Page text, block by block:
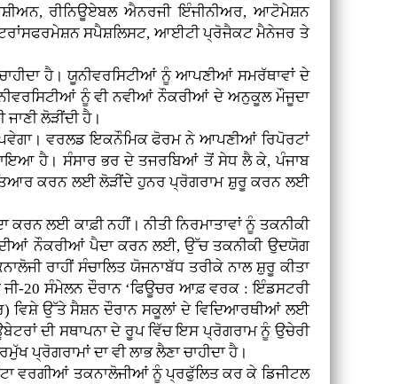
ਰੀਨਿਊਏਬਲ ਐਨਰਜੀ ਇੰਜੀਨੀਅਰ, ਆਟੋਮੇਸ਼ਨ
ਸਪੈਸ਼ਲਿਸਟ, ਆਈਟੀ ਪ੍ਰੋਜੈਕਟ ਮੈਨੇਜਰ ਤੇ
ਹੈ। ਯੂਨੀਵਰਸਿਟੀਆਂ ਨੂੰ ਆਪਣੀਆਂ ਸਮਰੱਥਾਵਾਂ ਦੇ
ਨੂੰ ਵੀ ਨਵੀਆਂ ਨੌਕਰੀਆਂ ਦੇ ਅਨੁਕੂਲ ਮੌਜੂਦਾ
ਲੋੜੀਂਦੀ ਹੈ।
ਵਰਲਡ ਇਕਨੌਮਿਕ ਫੋਰਮ ਨੇ ਆਪਣੀਆਂ ਰਿਪੋਰਟਾਂ
ਹੈ। ਸੰਸਾਰ ਭਰ ਦੇ ਤਜਰਬਿਆਂ ਤੋਂ ਸੇਧ ਲੈ ਕੇ, ਪੰਜਾਬ
ਕਰਨ ਲਈ ਲੋੜੀਂਦੇ ਹੁਨਰ ਪ੍ਰੋਗਰਾਮ ਸ਼ੁਰੂ ਕਰਨ ਲਈ
ਲਈ ਕਾਫ਼ੀ ਨਹੀਂ। ਨੀਤੀ ਨਿਰਮਾਤਾਵਾਂ ਨੂੰ ਤਕਨੀਕੀ
ਦੀਆਂ ਨੌਕਰੀਆਂ ਪੈਦਾ ਕਰਨ ਲਈ, ਉੱਚ ਤਕਨੀਕੀ ਉਦਯੋਗ
ਰਾਹੀਂ ਸੰਚਾਲਿਤ ਯੋਜਨਾਬੱਧ ਤਰੀਕੇ ਨਾਲ ਸ਼ੁਰੂ ਕੀਤਾ
ਜੀ-20 ਸੰਮੇਲਨ ਦੌਰਾਨ ‘ਫਿਊਚਰ ਆਫ਼ ਵਰਕ : ਇੰਡਸਟਰੀ
ਵਿਸ਼ੇ ਉੱਤੇ ਸੈਸ਼ਨ ਦੌਰਾਨ ਸਕੂਲਾਂ ਦੇ ਵਿਦਿਆਰਥੀਆਂ ਲਈ
ਦੀ ਸਥਾਪਨਾ ਦੇ ਰੂਪ ਵਿੱਚ ਇਸ ਪ੍ਰੋਗਰਾਮ ਨੂੰ ਉਚੇਰੀ
ਦਾ ਵੀ ਲਾਭ ਲੈਣਾ ਚਾਹੀਦਾ ਹੈ।
ਵਰਗੀਆਂ ਤਕਨਾਲੋਜੀਆਂ ਨੂੰ ਪ੍ਰਫੁੱਲਿਤ ਕਰ ਕੇ ਡਿਜੀਟਲ